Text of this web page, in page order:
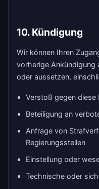
10. Kündigung
Wir können Ihren
vorherige Ankündigung
oder aussetzen,
Verstoß gegen diese
Beteiligung an
Anfrage von
Regierungsstellen
Einstellung oder
Technische oder